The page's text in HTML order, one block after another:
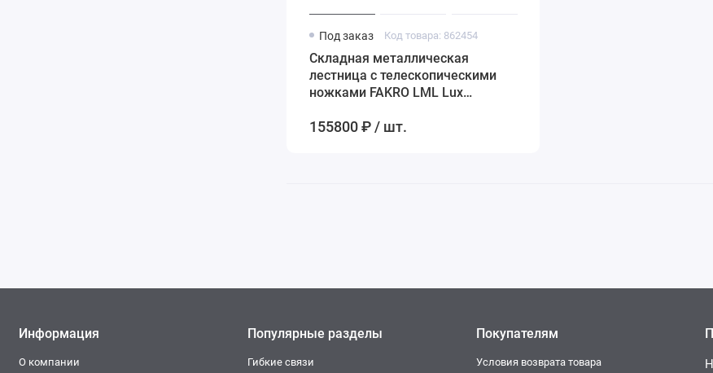
Под заказ Код товара: 862454
Складная металлическая
лестница с телескопическими
ножками FAKRO LML Lux
155800 ₽ / шт.
Информация
О компании
Популярные разделы
Гибкие связи
Покупателям
Условия возврата товара